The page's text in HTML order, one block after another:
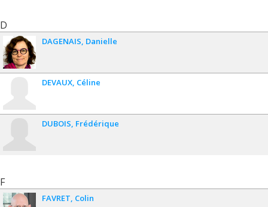
D
DAGENAIS Danielle
DEVAUX Céline
DUBOIS Frédérique
F
FAVRET Colin